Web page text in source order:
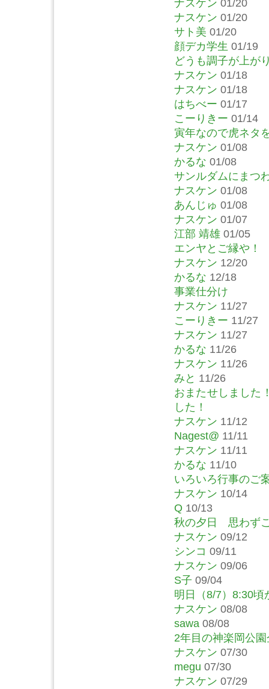
ナスケン 01/20
ナスケン 01/20
サト美 01/20
顔デカ学生 01/19
どうも調子が上が
ナスケン 01/18
ナスケン 01/18
はちべー 01/17
こーりきー 01/14
寅年なので虎ネタ
ナスケン 01/08
かるな 01/08
サンルダムにまつ
ナスケン 01/08
あんじゅ 01/08
ナスケン 01/07
江部 靖雄 01/05
エンヤとご縁や！
ナスケン 12/20
かるな 12/18
事業仕分け
ナスケン 11/27
こーりきー 11/27
ナスケン 11/27
かるな 11/26
ナスケン 11/26
みと 11/26
おまたせしました
した！
ナスケン 11/12
Nagest@ 11/11
ナスケン 11/11
かるな 11/10
いろいろ行事のご
ナスケン 10/14
Q 10/13
秋の夕日 思わず
ナスケン 09/12
シンコ 09/11
ナスケン 09/06
S子 09/04
明日（8/7）8:30頃
ナスケン 08/08
sawa 08/08
2年目の神楽岡公
ナスケン 07/30
megu 07/30
ナスケン 07/29